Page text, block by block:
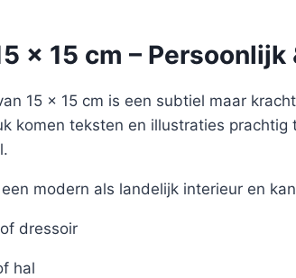
x 15 cm –
15 x 15 cm is een subtiel maar
komen teksten en illustraties prachtig
modern als landelijk interieur en
dressoir
hal